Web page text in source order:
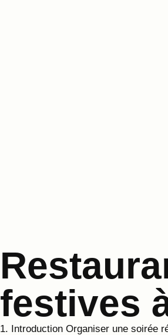
festives
1. Introduction Organiser une soirée